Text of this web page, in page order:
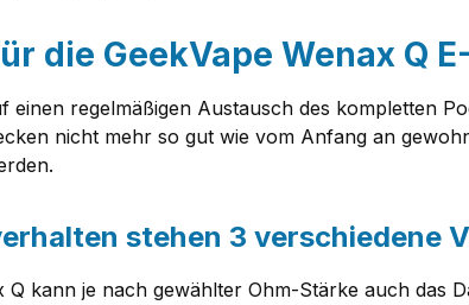
die GeekVape Wenax Q
einen regelmäßigen Austausch des kompletten
nicht mehr so gut wie vom Anfang an
stehen 3 verschiedene
Q kann je nach gewählter Ohm-Stärke auch